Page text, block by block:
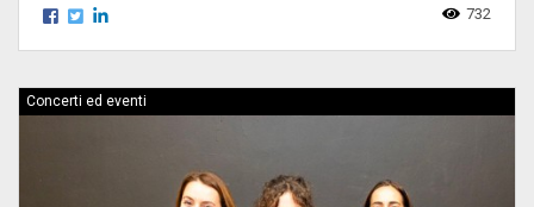
732
Concerti ed eventi